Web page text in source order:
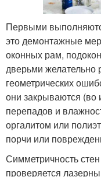
Первыми
это демонтажные
оконных рам,
дверьми желательно
геометрических
они закрываются (во
перепадов и
оргалитом или
порчи или
Симметричность
проверяется